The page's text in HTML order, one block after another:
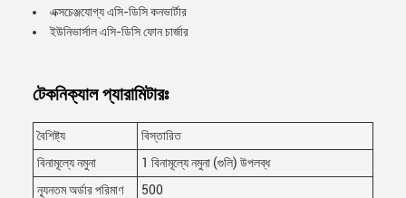
এক্সচেঞ্জযোগ্য এসি-ডিসি কনভার্টার
ইউনিভার্সাল এসি-ডিসি ফোন চার্জার
টেকনিক্যাল প্যারামিটারঃ
বৈশিষ্ট্য
বিস্তারিত
বিনামূল্যে নমুনা
1 বিনামূল্যে নমুনা (গুলি) উপলব্ধ
ন্যূনতম অর্ডার পরিমাণ
500